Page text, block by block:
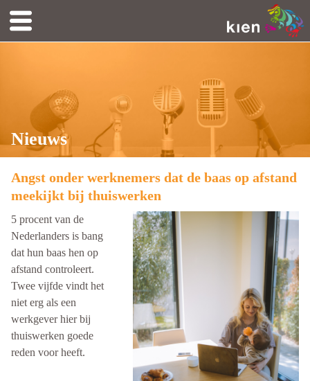
Nieuws
Angst onder werknemers dat de baas op afstand
meekijkt bij thuiswerken
5 procent van de
Nederlanders is bang
dat hun baas hen op
afstand controleert.
Twee vijfde vindt het
niet erg als een
werkgever hier bij
thuiswerken goede
reden voor heeft.